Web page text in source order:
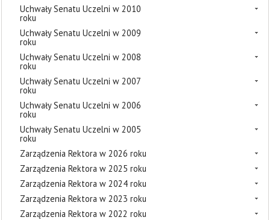
Uchwały Senatu Uczelni w 2010
roku
Uchwały Senatu Uczelni w 2009
roku
Uchwały Senatu Uczelni w 2008
roku
Uchwały Senatu Uczelni w 2007
roku
Uchwały Senatu Uczelni w 2006
roku
Uchwały Senatu Uczelni w 2005
roku
Zarządzenia Rektora w 2026 roku
Zarządzenia Rektora w 2025 roku
Zarządzenia Rektora w 2024 roku
Zarządzenia Rektora w 2023 roku
Zarządzenia Rektora w 2022 roku